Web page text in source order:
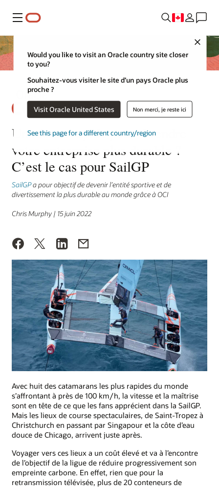
Menu
Would you like to visit an Oracle country site closer
to you?
Souhaitez-vous visiter le site d’un pays Oracle plus
proche ?
Visit Oracle United States Non merci, je reste ici
See this page for a different country/region
Un réseau rapide peut-il rendre
votre entreprise plus durable ?
C’est le cas pour SailGP
SailGPa pour objectif de devenir l’entité sportive et de
divertissement la plus durable au monde grâce à OCI
Chris Murphy | 15 juin 2022
Avec huit des catamarans les plus rapides du monde
s’affrontant à près de 100 km/h, la vitesse et la maîtrise
sont en tête de ce que les fans apprécient dans la SailGP.
Mais les lieux de course spectaculaires, de Saint-Tropez à
Christchurch en passant par Singapour et la côte d’eau
douce de Chicago, arrivent juste après.
Voyager vers ces lieux a un coût élevé et va à l’encontre
de l’objectif de la ligue de réduire progressivement son
empreinte carbone. En effet, rien que pour la
retransmission télévisée, plus de 20 conteneurs de